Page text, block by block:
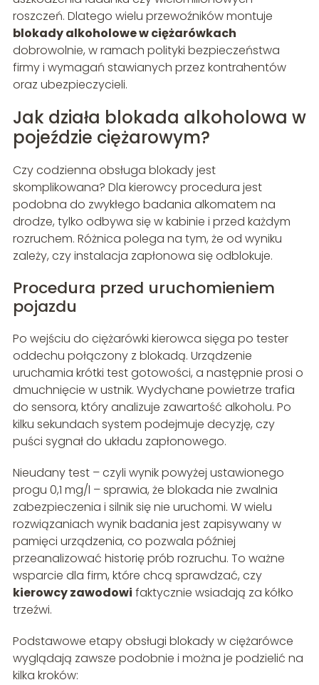
roszczeń. Dlatego wielu przewoźników montuje
blokady alkoholowe w ciężarówkach
dobrowolnie, w ramach polityki bezpieczeństwa
firmy i wymagań stawianych przez kontrahentów
oraz ubezpieczycieli.
Jak działa blokada alkoholowa w
pojeździe ciężarowym?
Czy codzienna obsługa blokady jest
skomplikowana? Dla kierowcy procedura jest
podobna do zwykłego badania alkomatem na
drodze, tylko odbywa się w kabinie i przed każdym
rozruchem. Różnica polega na tym, że od wyniku
zależy, czy instalacja zapłonowa się odblokuje.
Procedura przed uruchomieniem
pojazdu
Po wejściu do ciężarówki kierowca sięga po tester
oddechu połączony z blokadą. Urządzenie
uruchamia krótki test gotowości, a następnie prosi o
dmuchnięcie w ustnik. Wydychane powietrze trafia
do sensora, który analizuje zawartość alkoholu. Po
kilku sekundach system podejmuje decyzję, czy
puści sygnał do układu zapłonowego.
Nieudany test – czyli wynik powyżej ustawionego
progu 0,1 mg/l – sprawia, że blokada nie zwalnia
zabezpieczenia i silnik się nie uruchomi. W wielu
rozwiązaniach wynik badania jest zapisywany w
pamięci urządzenia, co pozwala później
przeanalizować historię prób rozruchu. To ważne
wsparcie dla firm, które chcą sprawdzać, czy
kierowcy zawodowi faktycznie wsiadają za kółko
trzeźwi.
Podstawowe etapy obsługi blokady w ciężarówce
wyglądają zawsze podobnie i można je podzielić na
kilka kroków: